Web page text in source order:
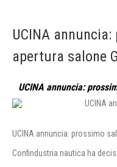
UCINA
apertura salone
UCINA annuncia:
UCINA annuncia: prossimo
Confindustria nautica ha